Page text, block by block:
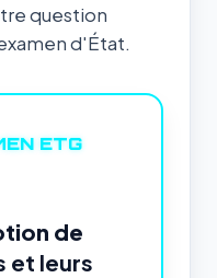
question
d'État.
ETG
de
et leurs